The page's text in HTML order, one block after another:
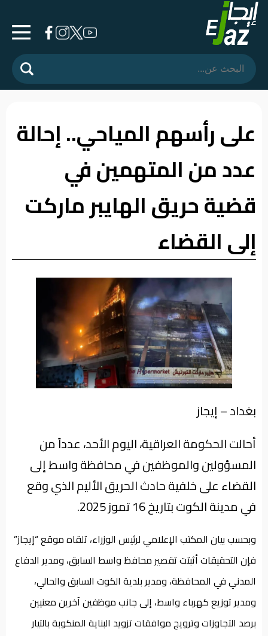
الرئيسية
المشهد
فرشة
وموقف
الفيديوهات
على رأسهم المياحي.. إحالة
عدد من المتهمين في
قضية حريق الهايبر ماركت
إلى القضاء
بغداد – إيجاز
أحالت الحكومة العراقية، اليوم الأحد، عدداً من
المسؤولين والموظفين في محافظة واسط إلى
القضاء على خلفية حادث الحريق الأليم الذي وقع
في مدينة الكوت بتاريخ 16 تموز 2025.
وبحسب بيان المكتب الإعلامي لرئيس الوزراء، تلقاه موقع “إيجاز”
فإن التحقيقات أثبتت تقصير محافظ واسط السابق، ومدير الدفاع
المدني في المحافظة، ومدير بلدية الكوت السابق والحالي،
ومدير توزيع كهرباء واسط، إلى جانب موظفين آخرين معنيين
برصد التجاوزات وترويج موافقات تزويد البناية المنكوبة بالتيار